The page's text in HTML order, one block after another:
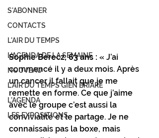
S'ABONNER
CONTACTS
L'AIR DU TEMPS
L'AGENDA DE LA SEMAINE
NOUVEAU
L'AIR DU TEMPS GIEN BRIARE
L'AGENDA
LES EXPOSITIONS
Sophie Berecz, 63 ans : « J’ai
commencé il y a deux mois. Après
un cancer il fallait que je me
remette en forme. Ce que j’aime
avec le groupe c’est aussi la
convivialité et le partage. Je ne
connaissais pas la boxe, mais